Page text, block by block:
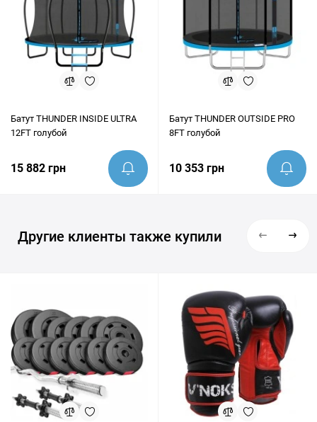
Батут THUNDER INSIDE ULTRA
12FT голубой
15 882 грн
Батут THUNDER OUTSIDE PRO
8FT голубой
10 353 грн
Другие клиенты также купили